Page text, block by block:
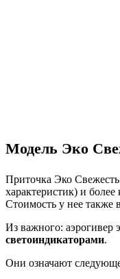
Модель Эко
Приточка Эко
характеристик) и
Стоимость у нее также
Из важного: аэрогивер
светоиндикаторами.
Они означают